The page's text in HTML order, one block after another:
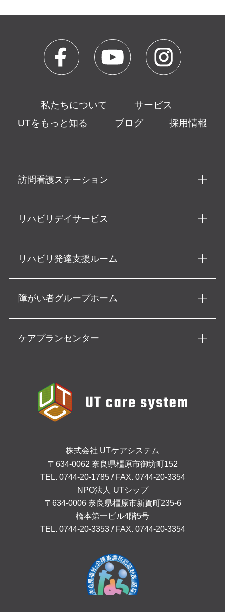
私たちについて
サービス
UTをもっと知る
ブログ 採用情報
訪問看護ステーション
リハビリデイサービス
リハビリ発達支援ルーム
障がい者グループホーム
ケアプランセンター
株式会社 UTケアシステム
〒634-0062 奈良県橿原市御坊町152
TEL. 0744-20-1785 / FAX. 0744-20-3354
NPO法人 UTシップ
〒634-0006 奈良県橿原市新賀町235-6
橋本第一ビル4階5号
TEL. 0744-20-3353 / FAX. 0744-20-3354